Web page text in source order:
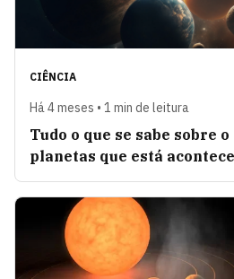
CIÊNCIA
Há 4 meses • 1 min de leitura
Tudo o que se sabe sobre
planetas que está